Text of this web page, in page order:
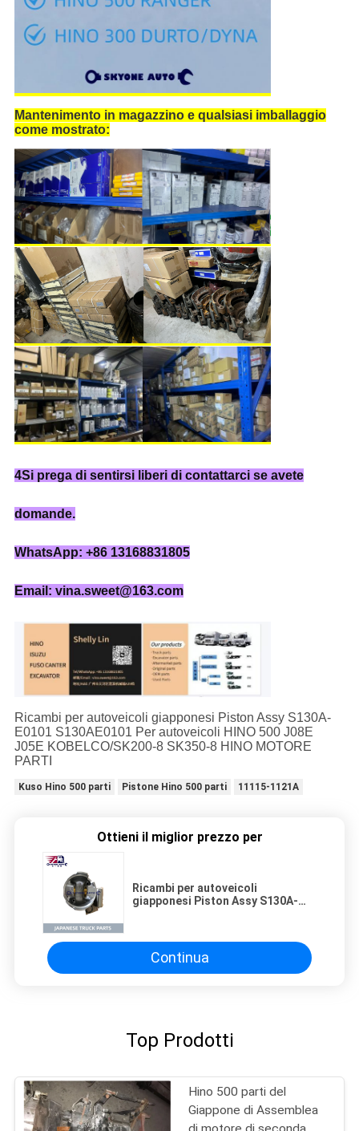
Mantenimento in magazzino e qualsiasi imballaggio
come mostrato:
4Si prega di sentirsi liberi di contattarci se avete
domande.
WhatsApp: +86 13168831805
Email: vina.sweet@163.com
Ricambi per autoveicoli giapponesi Piston Assy S130A-
E0101 S130AE0101 Per autoveicoli HINO 500 J08E
J05E KOBELCO/SK200-8 SK350-8 HINO MOTORE
PARTI
Kuso Hino 500 parti Pistone Hino 500 parti 11115-1121A
Ottieni il miglior prezzo per
Ricambi per autoveicoli
giapponesi Piston Assy S130A-
KOBELCO/SK200-8 SK350-8 HINO
MOTORE PARTI
Continua
Top Prodotti
Hino 500 parti del
Giappone di Assemblea